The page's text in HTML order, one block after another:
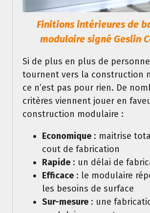
Finitions intérieures de
modulaire signé Geslin
Si de plus en plus de
tournent vers la construction
ce n’est pas pour rien. De
critères viennent jouer en
construction modulaire :
Economique : maitrise
cout de fabrication
Rapide : un délai de
Efficace : le modulaire
les besoins de surface
Sur-mesure : une